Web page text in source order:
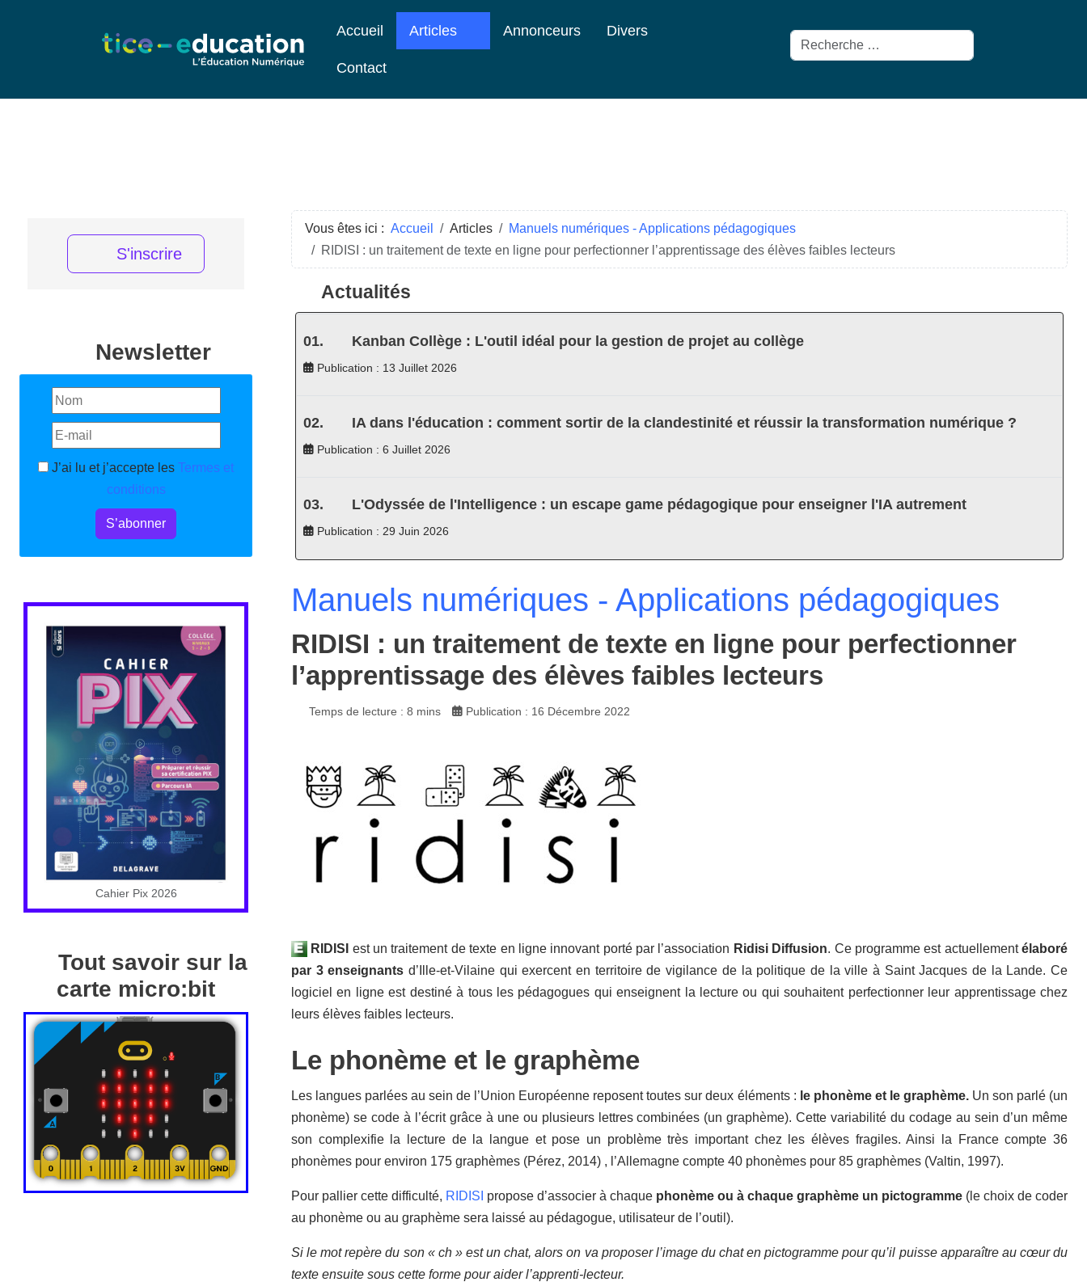
Accueil Articles Annonceurs Divers
Contact
Rechercher
S'inscrire
Newsletter
J’ai lu et j’accepte les Termes et
conditions
S’abonner
Cahier Pix 2026
Tout savoir sur la
carte micro:bit
Vous êtes ici : Accueil Articles
Manuels numériques - Applications pédagogiques
RIDISI : un traitement de texte en ligne pour perfectionner l’apprentissage des élèves faibles lecteurs
Actualités
Kanban Collège : L'outil idéal pour la gestion de projet au collège
Publication : 13 Juillet 2026
IA dans l'éducation : comment sortir de la clandestinité et réussir la transformation numérique ?
Publication : 6 Juillet 2026
L'Odyssée de l'Intelligence : un escape game pédagogique pour enseigner l'IA autrement
Publication : 29 Juin 2026
Manuels numériques - Applications pédagogiques
RIDISI : un traitement de texte en ligne pour perfectionner
l’apprentissage des élèves faibles lecteurs
Temps de lecture : 8 mins Publication : 16 Décembre 2022
RIDISI est un traitement de texte en ligne innovant porté par l’association Ridisi Diffusion. Ce programme est actuellementélaboré
par 3 enseignants d’Ille-et-Vilaine qui exercent en territoire de vigilance de la politique de la ville à Saint Jacques de la Lande. Ce
logiciel en ligne est destiné à tous les pédagogues qui enseignent la lecture ou qui souhaitent perfectionner leur apprentissage chez
leurs élèves faibles lecteurs.
Le phonème et le graphème
Les langues parlées au sein de l’Union Européenne reposent toutes sur deux éléments : le phonème et le graphème.Un son parlé (un
phonème) se code à l’écrit grâce à une ou plusieurs lettres combinées (un graphème). Cette variabilité du codage au sein d’un même
son complexifie la lecture de la langue et pose un problème très important chez les élèves fragiles. Ainsi la France compte 36
phonèmes pour environ 175 graphèmes (Pérez, 2014) , l’Allemagne compte 40 phonèmes pour 85 graphèmes (Valtin, 1997).
Pour pallier cette difficulté, RIDISI propose d’associer à chaque phonème ou à chaque graphème un pictogramme (le choix de coder
au phonème ou au graphème sera laissé au pédagogue, utilisateur de l’outil).
Si le mot repère du son « ch » est un chat, alors on va proposer l’image du chat en pictogramme pour qu’il puisse apparaître au cœur du
texte ensuite sous cette forme pour aider l’apprenti-lecteur.